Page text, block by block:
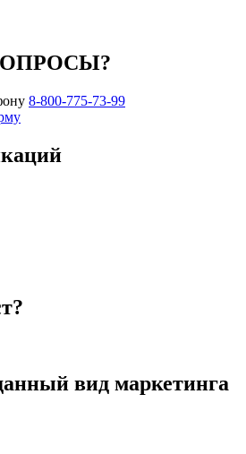
8-800-775-73-99
вид маркетинга